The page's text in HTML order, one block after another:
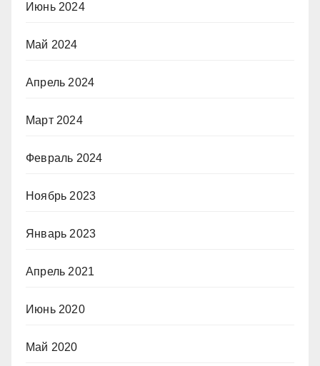
Июнь 2024
Май 2024
Апрель 2024
Март 2024
Февраль 2024
Ноябрь 2023
Январь 2023
Апрель 2021
Июнь 2020
Май 2020